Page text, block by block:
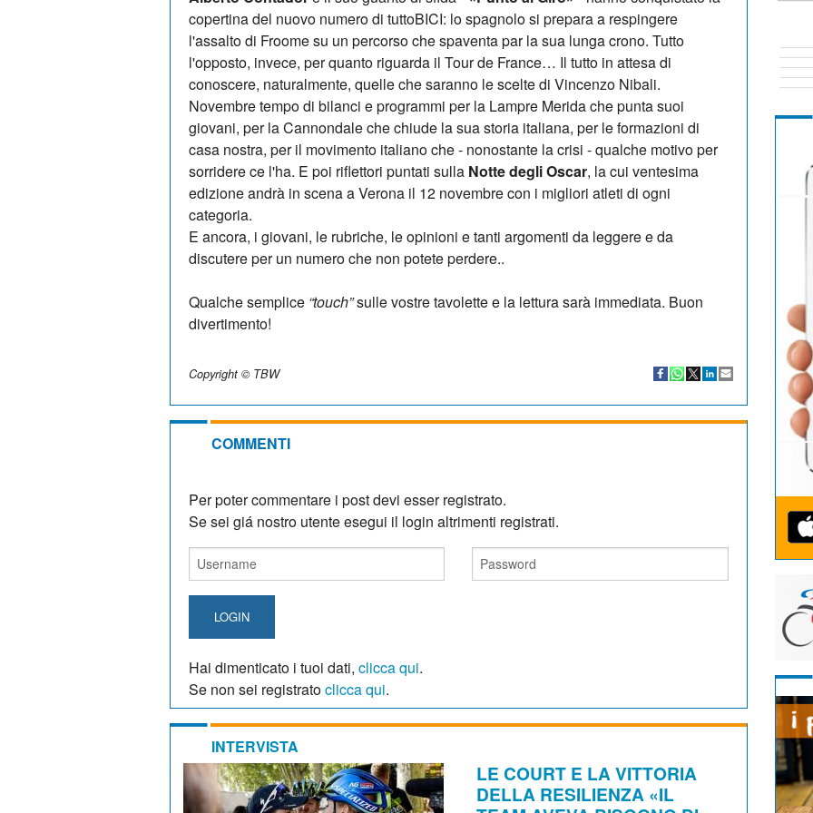
copertina del nuovo numero di tuttoBICI: lo spagnolo si prepara a respingere
l'assalto di Froome su un percorso che spaventa par la sua lunga crono. Tutto
l'opposto, invece, per quanto riguarda il Tour de France… Il tutto in attesa di
conoscere, naturalmente, quelle che saranno le scelte di Vincenzo Nibali.
Novembre tempo di bilanci e programmi per la Lampre Merida che punta suoi
giovani, per la Cannondale che chiude la sua storia italiana, per le formazioni di
casa nostra, per il movimento italiano che - nonostante la crisi - qualche motivo per
sorridere ce l'ha. E poi riflettori puntati sulla Notte degli Oscar, la cui ventesima
edizione andrà in scena a Verona il 12 novembre con i migliori atleti di ogni
categoria.
E ancora, i giovani, le rubriche, le opinioni e tanti argomenti da leggere e da
discutere per un numero che non potete perdere..
Qualche semplice “touch”sulle vostre tavolette e la lettura sarà immediata. Buon
divertimento!
Copyright © TBW
COMMENTI
Per poter commentare i post devi esser registrato.
Se sei giá nostro utente esegui il login altrimenti registrati.
LOGIN
Hai dimenticato i tuoi dati, clicca qui.
Se non sei registratoclicca qui.
INTERVISTA
LE COURT E LA VITTORIA
DELLA RESILIENZA «IL